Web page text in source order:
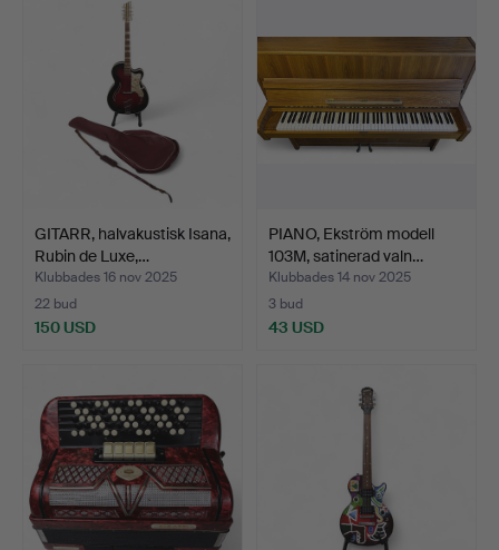
GITARR, halvakustisk Isana,
Rubin de Luxe,…
Klubbades 16 nov 2025
22 bud
150 USD
PIANO, Ekström modell
103M, satinerad valn…
Klubbades 14 nov 2025
3 bud
43 USD